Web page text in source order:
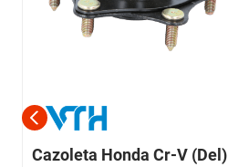
Cazoleta Honda Cr-V (Del)